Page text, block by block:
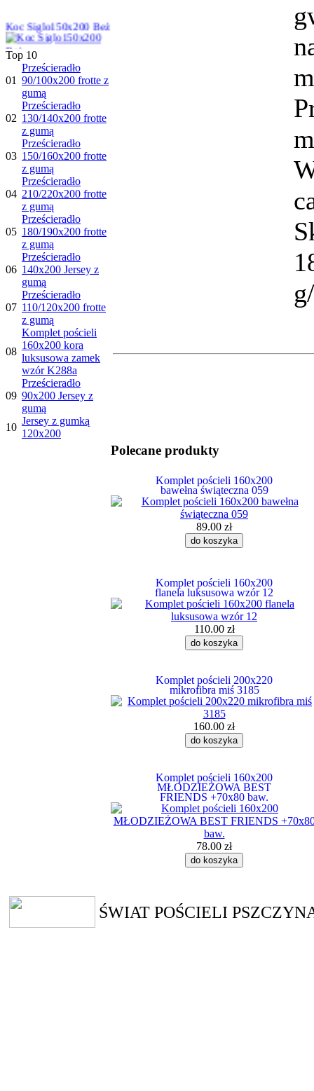
Koc Siglo150x200 Beż
Łóżko LK129 90x200
Top 10
01
Prześcieradło
90/100x200 frotte z
gumą
02
Prześcieradło
130/140x200 frotte
z gumą
03
Prześcieradło
150/160x200 frotte
z gumą
04
Prześcieradło
210/220x200 frotte
z gumą
05
Prześcieradło
180/190x200 frotte
z gumą
06
Prześcieradło
140x200 Jersey z
gumą
07
Prześcieradło
110/120x200 frotte
z gumą
08
Komplet pościeli
160x200 kora
luksusowa zamek
wzór K288a
09
Prześcieradło
90x200 Jersey z
gumą
10
Jersey z gumką
120x200
Polecane produkty
Komplet pościeli 160x200
bawełna świąteczna 059
89.00 zł
Komplet pościeli 160x200
flanela luksusowa wzór 12
110.00 zł
Komplet pościeli 200x220
mikrofibra miś 3185
160.00 zł
Komplet pościeli 160x200
MŁODZIEŻOWA BEST
FRIENDS +70x80 baw.
78.00 zł
ŚWIAT POŚCIELI